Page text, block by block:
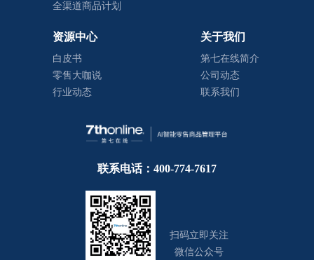
全渠道商品计划
资源中心
白皮书
零售大咖说
行业动态
关于我们
第七在线简介
公司动态
联系我们
联系电话：400-774-7617
扫码立即关注
微信公众号